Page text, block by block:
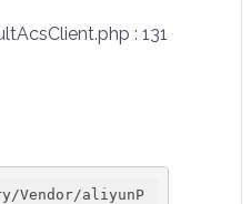
: 131
Vendor/aliyunP